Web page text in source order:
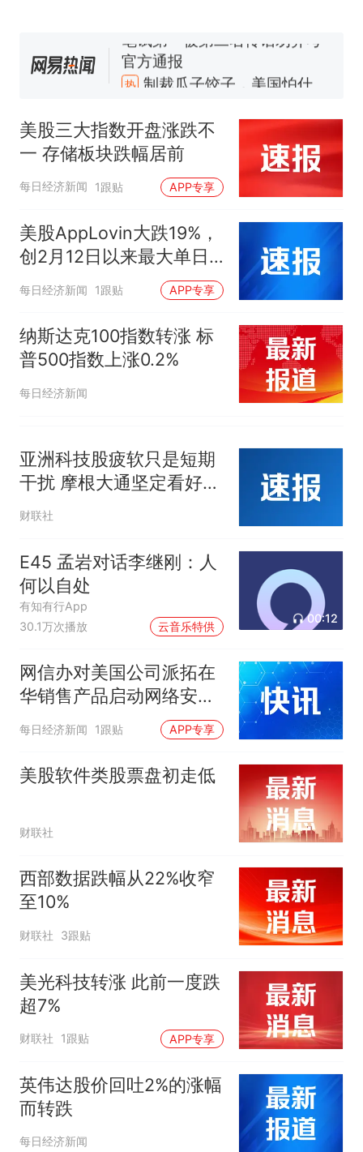
热 制裁瓜子饺子，美国怕什
么？
美股三大指数开盘涨跌不
一 存储板块跌幅居前
每日经济新闻 1跟贴 APP专享
美股AppLovin大跌19%，
创2月12日以来最大单日
每日经济新闻 1跟贴 APP专享
纳斯达克100指数转涨 标
普500指数上涨0.2%
每日经济新闻
亚洲科技股疲软只是短期
干扰 摩根大通坚定看好人
工智能扩张周期
财联社
E45 孟岩对话李继刚：人
何以自处
有知有行App
30.1万次播放
云音乐特供
00:12
网信办对美国公司派拓在
华销售产品启动网络安全
审查，公司美股股价盘前
跳水
每日经济新闻 1跟贴 APP专享
美股软件类股票盘初走低
财联社
西部数据跌幅从22%收窄
至10%
财联社 3跟贴
美光科技转涨 此前一度跌
超7%
财联社 1跟贴 APP专享
英伟达股价回吐2%的涨幅
而转跌
每日经济新闻